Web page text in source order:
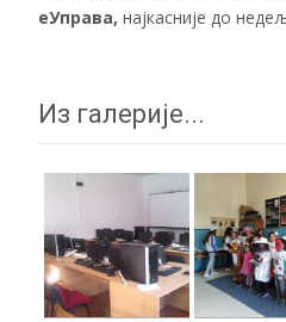
еУправа, најкасније до
Из галерије...